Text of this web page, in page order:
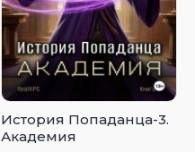
История Попаданца-3.
Академия